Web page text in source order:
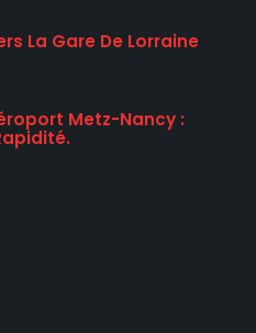
La Gare De Lorraine
Metz-Nancy :